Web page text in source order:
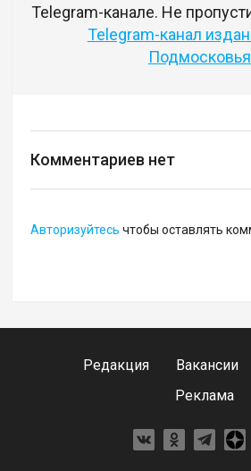
Telegram-канале. Не
Telegram-канал
Комментариев нет
Авторизуйтесь чтобы оставлять
Редакция Вакансии
Реклама